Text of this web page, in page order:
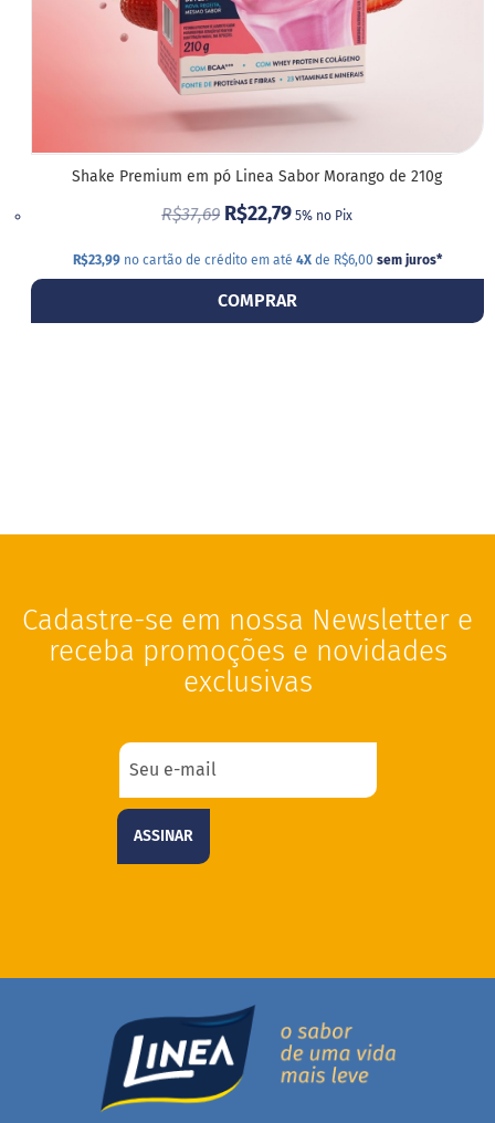
Shake Premium em pó Linea Sabor Morango de 210g
R$37,69 R$22,79 5% no Pix
R$23,99no cartão de crédito em até 4Xde R$6,00 sem juros*
COMPRAR
Cadastre-se em nossa Newsletter e
receba promoções e novidades
exclusivas
ASSINAR